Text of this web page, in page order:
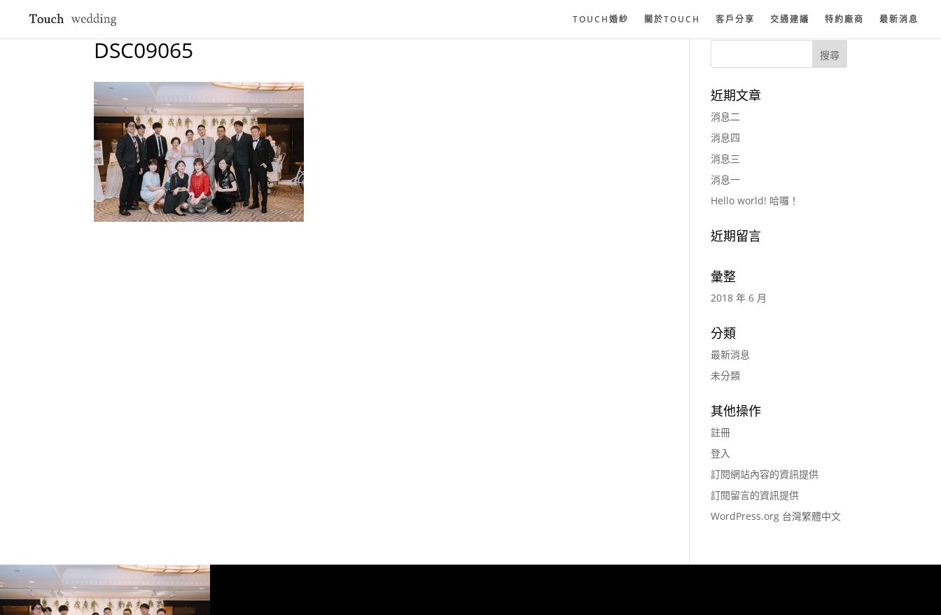
TOUCH婚紗 關於TOUCH 客戶分享 交通建議 特約廠商 最新消息
DSC09065
近期文章
消息二
消息四
消息三
消息一
Hello world! 哈囉！
近期留言
彙整
2018 年 6 月
分類
最新消息
未分類
其他操作
註冊
登入
訂閱網站內容的資訊提供
訂閱留言的資訊提供
WordPress.org 台灣繁體中文